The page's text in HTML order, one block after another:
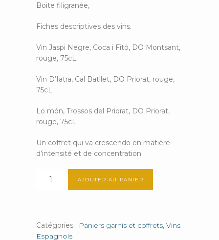
Boite filigranée,
Fiches descriptives des vins.
Vin Jaspi Negre, Coca i Fitó, DO Montsant,
rouge, 75cL.
Vin D’Iatra, Cal Batllet, DO Priorat, rouge,
75cL.
Lo món, Trossos del Priorat, DO Priorat,
rouge, 75cL
Un coffret qui va crescendo en matière
d’intensité et de concentration.
exponencial
AJOUTER AU PANIER
Catégories : Paniers garnis et coffrets, Vins
Espagnols